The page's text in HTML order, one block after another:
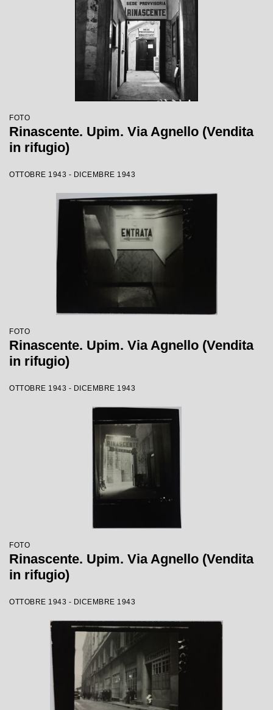
FOTO
Rinascente. Upim. Via Agnello (Vendita
in rifugio)
OTTOBRE 1943 - DICEMBRE 1943
FOTO
Rinascente. Upim. Via Agnello (Vendita
in rifugio)
OTTOBRE 1943 - DICEMBRE 1943
FOTO
Rinascente. Upim. Via Agnello (Vendita
in rifugio)
OTTOBRE 1943 - DICEMBRE 1943